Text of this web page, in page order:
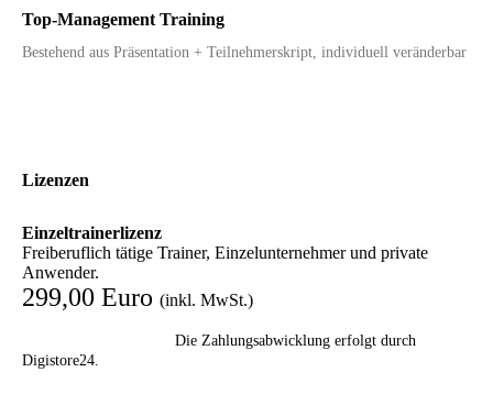
Top-Management Training
Bestehend aus Präsentation + Teilnehmerskript, individuell veränderbar
Lizenzen
Einzeltrainerlizenz
Freiberuflich tätige Trainer, Einzelunternehmer und private
Anwender.
299,00 Euro (inkl. MwSt.)
Die Zahlungsabwicklung erfolgt durch
Digistore24.